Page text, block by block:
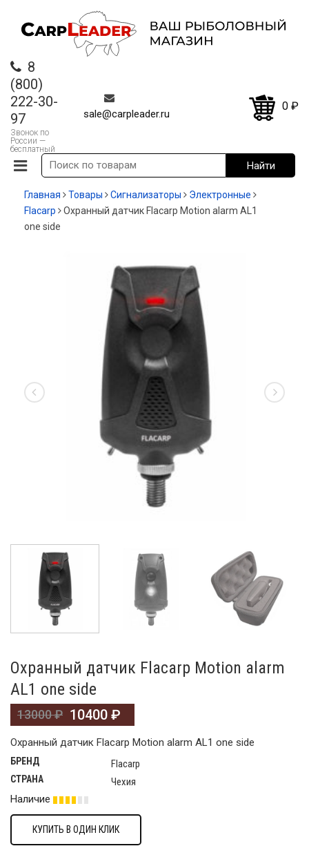
8
(800)
222-30-
97
Звонок по
России —
бесплатный
sale@carpleader.ru
0 ₽
Главная Товары Сигнализаторы
Электронные
Flacarp
Охранный датчик Flacarp Motion alarm AL1
one side
Охранный датчик Flacarp Motion alarm
AL1 one side
13000₽ 10400 ₽
Охранный датчик Flacarp Motion alarm AL1 one side
БРЕНД Flacarp
СТРАНА
Чехия
Наличие
КУПИТЬ В ОДИН КЛИК